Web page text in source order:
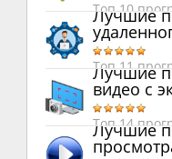
Топ 10
Лучшие
Топ 11
Лучшие
видео с
Топ 14
Лучшие